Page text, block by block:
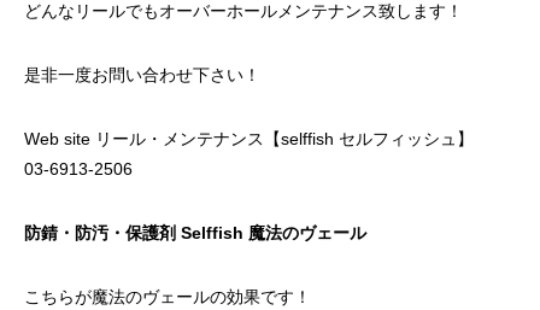
どんなリールでもオーバーホールメンテナンス致します！
是非一度お問い合わせ下さい！
Web site リール・メンテナンス【selffish セルフィッシュ】
03-6913-2506
防錆・防汚・保護剤 Selffish 魔法のヴェール
こちらが魔法のヴェールの効果です！